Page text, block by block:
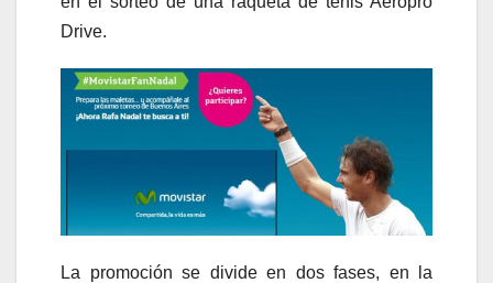
Drive.
La promoción se divide en dos fases, en la